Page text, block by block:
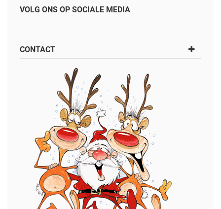
VOLG ONS OP SOCIALE MEDIA
CONTACT